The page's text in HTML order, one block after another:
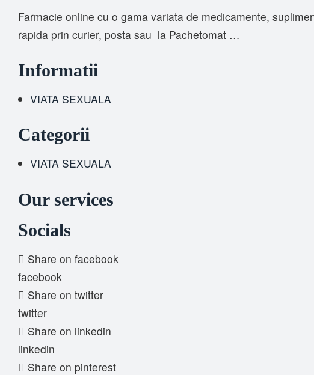
Farmacie online cu o gama variata de medicamente,
rapida prin curier, posta sau la Pachetomat …
Informatii
VIATA SEXUALA
Categorii
VIATA SEXUALA
Our services
Socials
Share on facebook
facebook
Share on twitter
twitter
Share on linkedin
linkedin
Share on pinterest